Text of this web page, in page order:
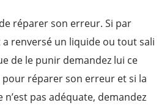
réparer son erreur. Si par
renversé un liquide ou tout sali
de le punir demandez lui ce
pour réparer son erreur et si la
pas adéquate, demandez